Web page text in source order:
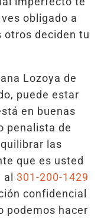
obligado a
otros deciden tu
Lozoya de
puede estar
en buenas
penalista de
las
que es usted
301-200-1429
confidencial
podemos hacer